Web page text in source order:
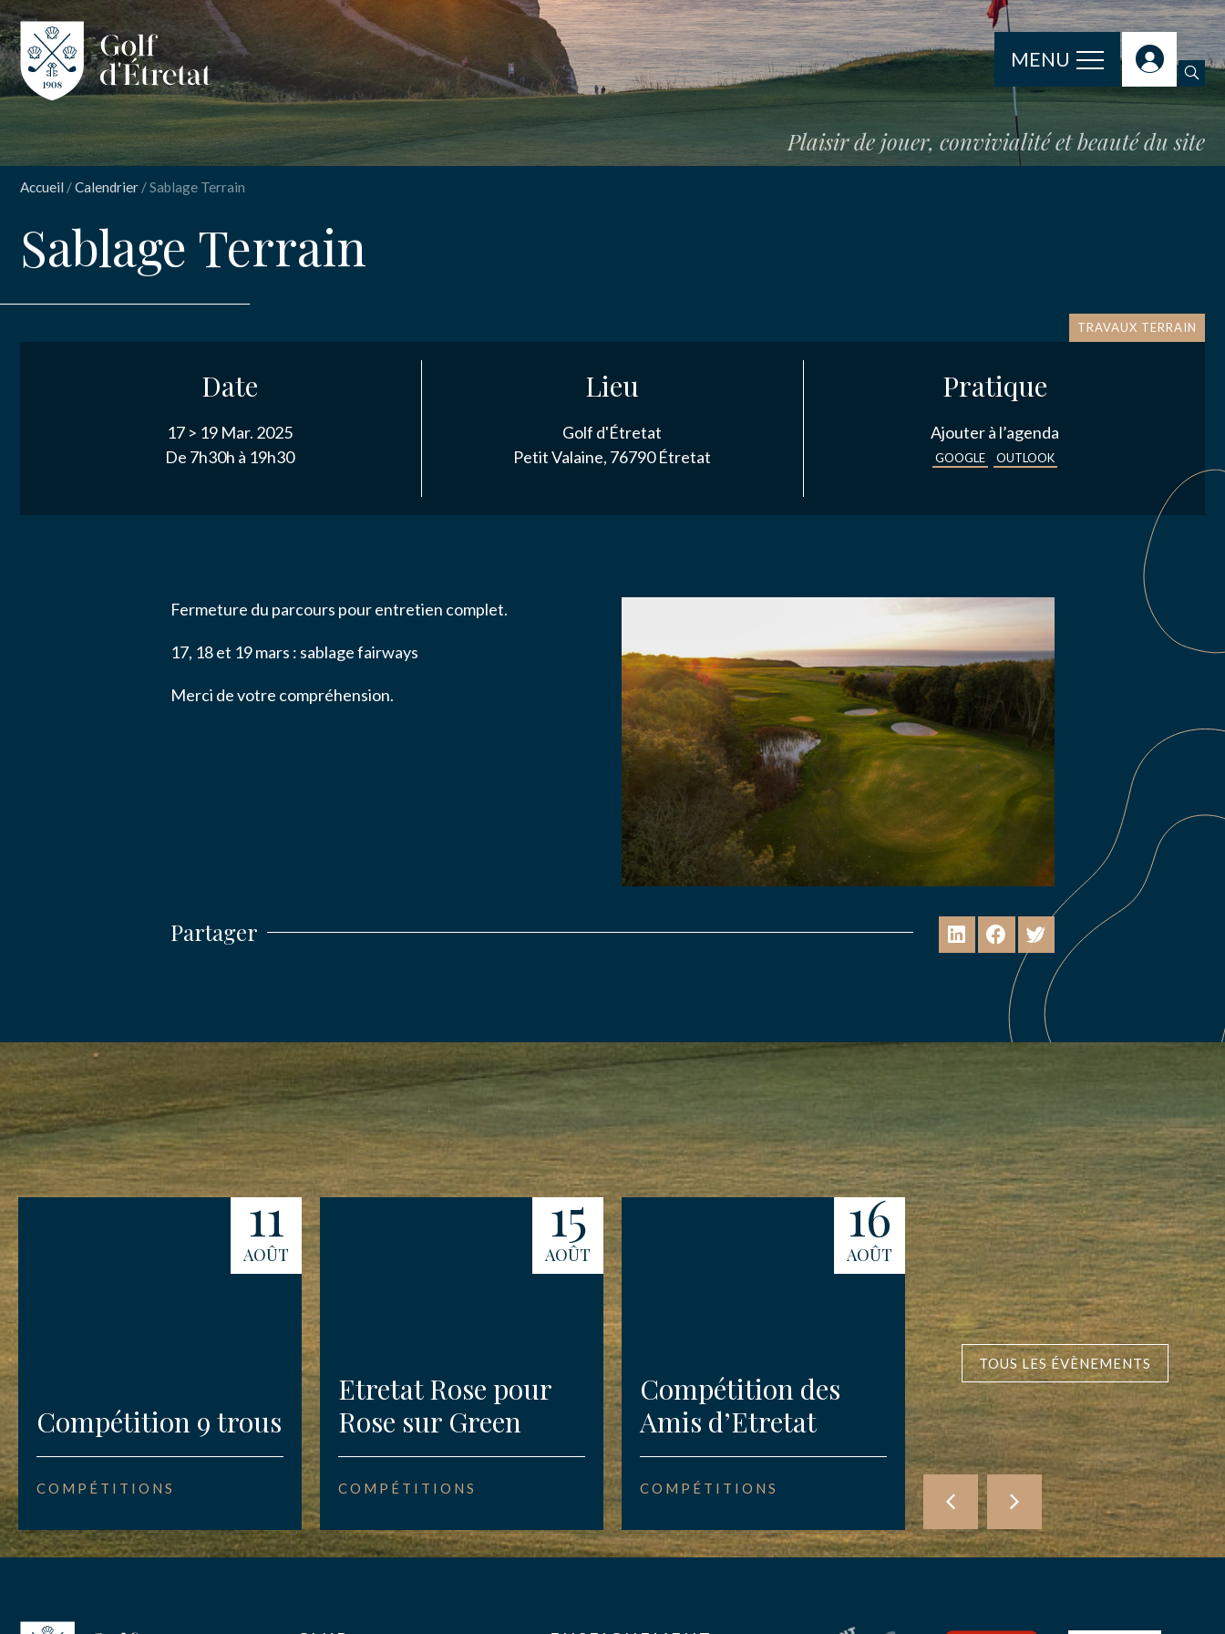
MENU
Plaisir de jouer, convivialité et beauté du site
Accueil /Calendrier /Sablage Terrain
Sablage Terrain
TRAVAUX TERRAIN
Date
17 > 19 Mar. 2025
De 7h30h à 19h30
Lieu
Golf d'Étretat
Petit Valaine, 76790 Étretat
Pratique
Ajouter à l’agenda
GOOGLE OUTLOOK
Fermeture du parcours pour entretien complet.
17, 18 et 19 mars : sablage fairways
Merci de votre compréhension.
Partager
11
AOÛT
Compétition 9 trous
COMPÉTITIONS
15
AOÛT
Etretat Rose pour
Rose sur Green
COMPÉTITIONS
16
AOÛT
Compétition des
Amis d’Etretat
COMPÉTITIONS
22
AOÛT
Trophée Senior &
Classic Mid
Amateur 2026
COMPÉTITIONS
TOUS LES ÉVÈNEMENTS
CLUB
CLUB HOUSE
PARCOURS
NOS TARIFS
ENSEIGNEMENT
ACTUALITÉS
J’autorise l'association ASS SPORTIVE GOLF ETRETAT à enregistrer mes